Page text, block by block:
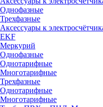
Однофазные
Трехфазные
Аксессуары к
EKF
Меркурий
Однофазные
Однотарифные
Многотарифные
Трехфазные
Однотарифные
Многотарифные